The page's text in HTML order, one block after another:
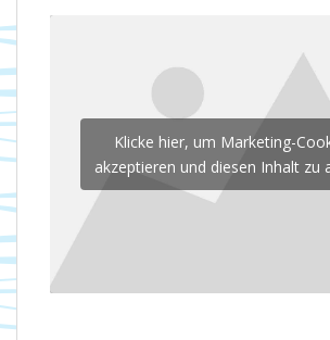
Klicke hier, um Marketing-
akzeptieren und diesen Inhalt zu